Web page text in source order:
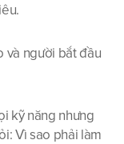
và người bắt đầu
kỹ năng nhưng
Vì sao phải làm